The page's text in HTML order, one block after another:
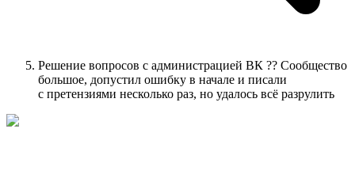
Решение вопросов с администрацией ВК ?? Сообщество
большое, допустил ошибку в начале и писали
с претензиями несколько раз, но удалось всё разрулить